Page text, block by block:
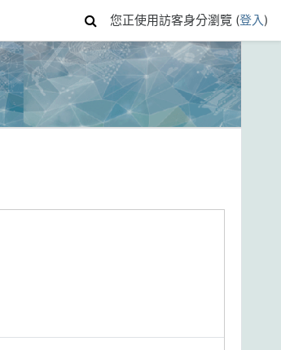
您正使用訪客身分瀏覽 (登入)